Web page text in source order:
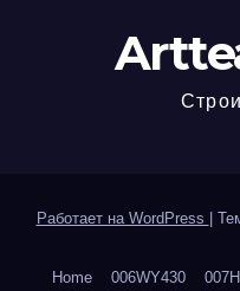
Работает на WordPress
Home 006WY430